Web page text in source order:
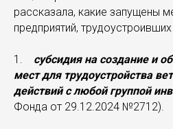
рассказала, какие запущены
предприятий,
1. субсидия на создание и
мест для трудоустройства
действий с любой группой
Фонда от 29.12.2024 №2712).